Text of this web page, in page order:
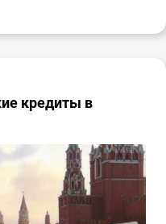
кредиты в